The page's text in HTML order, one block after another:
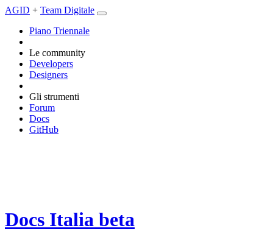
AGID + Team Digitale
Piano Triennale
Le community
Developers
Designers
Gli strumenti
Forum
Docs
GitHub
Docs Italia beta